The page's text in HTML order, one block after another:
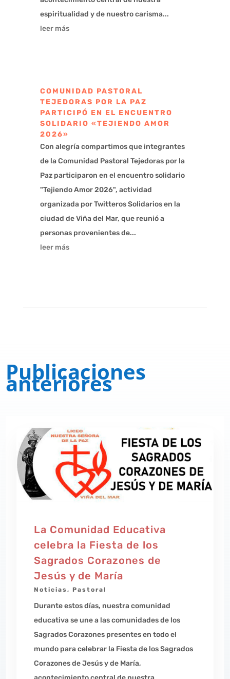
espiritualidad y de nuestro carisma...
leer más
COMUNIDAD PASTORAL
TEJEDORAS POR LA PAZ
PARTICIPÓ EN EL ENCUENTRO
SOLIDARIO «TEJIENDO AMOR
2026»
Con alegría compartimos que integrantes
de la Comunidad Pastoral Tejedoras por la
Paz participaron en el encuentro solidario
"Tejiendo Amor 2026", actividad
organizada por Twitteros Solidarios en la
ciudad de Viña del Mar, que reunió a
personas provenientes de...
leer más
Publicaciones
anteriores
La Comunidad Educativa
celebra la Fiesta de los
Sagrados Corazones de
Jesús y de María
Noticias, Pastoral
Durante estos días, nuestra comunidad
educativa se une a las comunidades de los
Sagrados Corazones presentes en todo el
mundo para celebrar la Fiesta de los Sagrados
Corazones de Jesús y de María,